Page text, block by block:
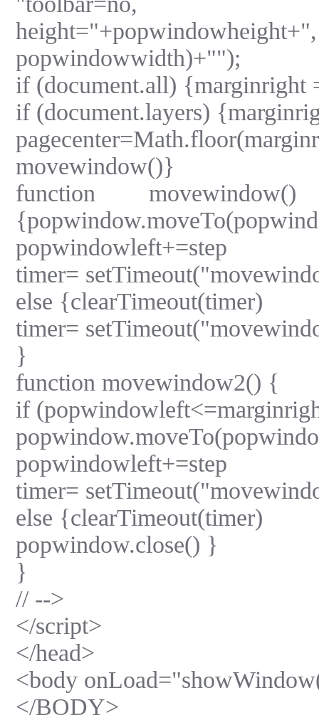
popwindowwidth)+"");
if (document.all) {marginright
if (document.layers)
movewindow()}
function movewindow()
popwindowleft+=step
timer=
else {clearTimeout(timer)
timer=
}
function movewindow2() {
if
popwindowleft+=step
timer=
else {clearTimeout(timer)
popwindow.close() }
}
// -->
</script>
</head>
<body
</BODY>